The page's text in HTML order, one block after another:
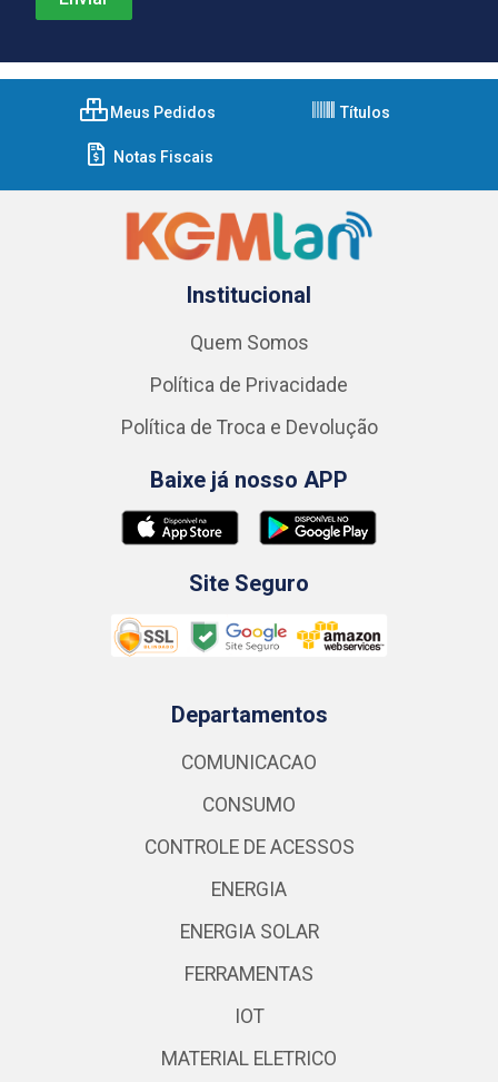
Meus Pedidos Títulos
Notas Fiscais
Institucional
Quem Somos
Política de Privacidade
Política de Troca e Devolução
Baixe já nosso APP
Site Seguro
Departamentos
COMUNICACAO
CONSUMO
CONTROLE DE ACESSOS
ENERGIA
ENERGIA SOLAR
FERRAMENTAS
IOT
MATERIAL ELETRICO